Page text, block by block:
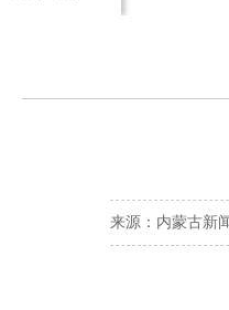
来源：内蒙古新